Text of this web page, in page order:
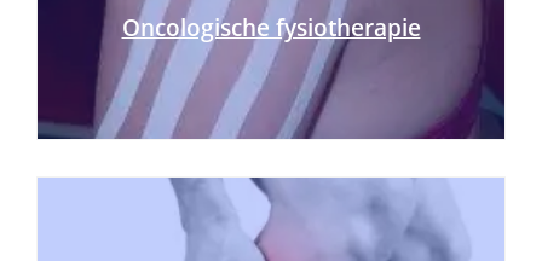
Oncologische fysiotherapie